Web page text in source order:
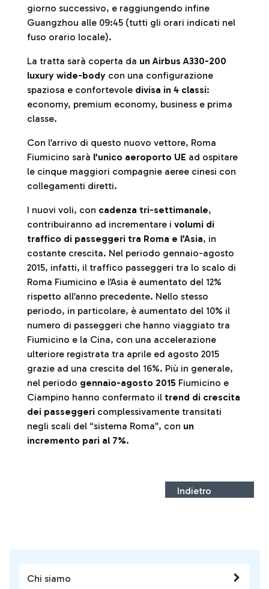
Chi siamo
giorno successivo, e raggiungendo infine
Guangzhou alle 09:45 (tutti gli orari indicati nel
fuso orario locale).
La tratta sarà coperta da un Airbus A330-200
luxury wide-body con una configurazione
spaziosa e confortevole divisa in 4 classi:
economy, premium economy, business e prima
classe.
Con l’arrivo di questo nuovo vettore, Roma
Fiumicino sarà l’unico aeroporto UE ad ospitare
le cinque maggiori compagnie aeree cinesi con
collegamenti diretti.
I nuovi voli, con cadenza tri-settimanale,
contribuiranno ad incrementare i volumi di
traffico di passeggeri tra Roma e l’Asia, in
costante crescita. Nel periodo gennaio-agosto
2015, infatti, il traffico passeggeri tra lo scalo di
Roma Fiumicino e l’Asia è aumentato del 12%
rispetto all’anno precedente. Nello stesso
periodo, in particolare, è aumentato del 10% il
numero di passeggeri che hanno viaggiato tra
Fiumicino e la Cina, con una accelerazione
ulteriore registrata tra aprile ed agosto 2015
grazie ad una crescita del 16%. Più in generale,
nel periodo gennaio-agosto 2015 Fiumicino e
Ciampino hanno confermato il trend di crescita
dei passeggeri complessivamente transitati
negli scali del “sistema Roma”, con un
incremento pari al 7%.
Indietro